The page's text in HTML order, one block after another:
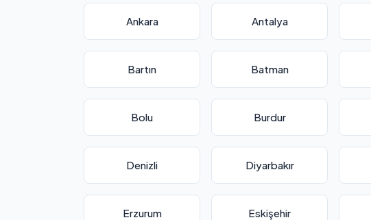
Ankara Antalya
Bartın Batman
Bolu Burdur
Denizli Diyarbakır
Erzurum Eskişehir